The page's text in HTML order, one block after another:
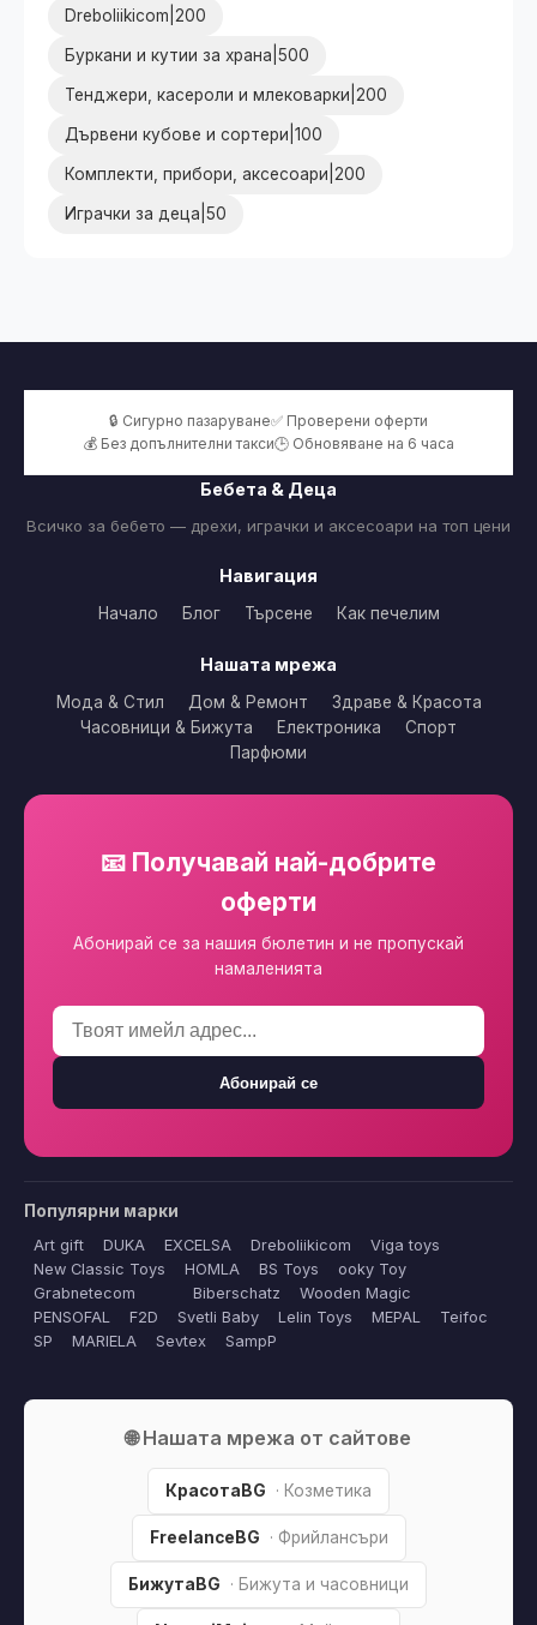
Dreboliikicom|200
Буркани и кутии за храна|500
Тенджери, касероли и млековарки|200
Дървени кубове и сортери|100
Комплекти, прибори, аксесоари|200
Играчки за деца|50
🔒 Сигурно пазаруване✅ Проверени оферти
💰 Без допълнителни такси🕒 Обновяване на 6 часа
Бебета & Деца
Всичко за бебето — дрехи, играчки и аксесоари на топ цени
Навигация
Начало Блог Търсене Как печелим
Нашата мрежа
Мода & Стил Дом & Ремонт
Здраве & Красота
Часовници & Бижута
Електроника
Спорт
Парфюми
📧 Получавай най-добрите
оферти
Абонирай се за нашия бюлетин и не пропускай
намаленията
Абонирай се
Популярни марки
Art gift DUKA EXCELSA Dreboliikicom
Viga toys
New Classic Toys
HOMLA BS Toys
ooky Toy
Grabnetecom
Biberschatz
Wooden Magic
PENSOFAL
F2D Svetli Baby Lelin Toys MEPAL
Teifoc
SP
MARIELA Sevtex SampP
🌐 Нашата мрежа от сайтове
КрасотаBG · Козметика
FreelanceBG · Фрийлансъри
БижутаBG · Бижута и часовници